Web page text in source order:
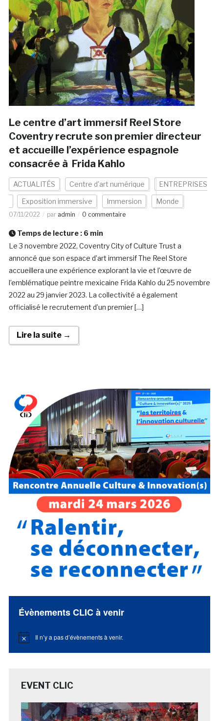
Le centre d’art immersif Reel Store
Coventry recrute son premier directeur
et accueille l’expérience espagnole
consacrée à Frida Kahlo
ACTUALITÉS Centre d'art numérique ENTREPRISES
Exposition immersive Immersion Monde
07/11/2022 par admin 0 commentaire
Temps de lecture : 6 min
Le 3 novembre 2022, Coventry City of Culture Trust a
annoncé que son espace d’art immersif The Reel Store
accueillera une expérience explorant la vie et l’œuvre de
l’emblématique peintre mexicaine Frida Kahlo du 25 novembre
2022 au 29 janvier 2023. La collectivité a également
officialisé le recrutement d’un premier […]
Lire la suite →
Évènements CLIC à venir
Notice Il n’y a pas d’évènements à venir.
EVENT CLIC